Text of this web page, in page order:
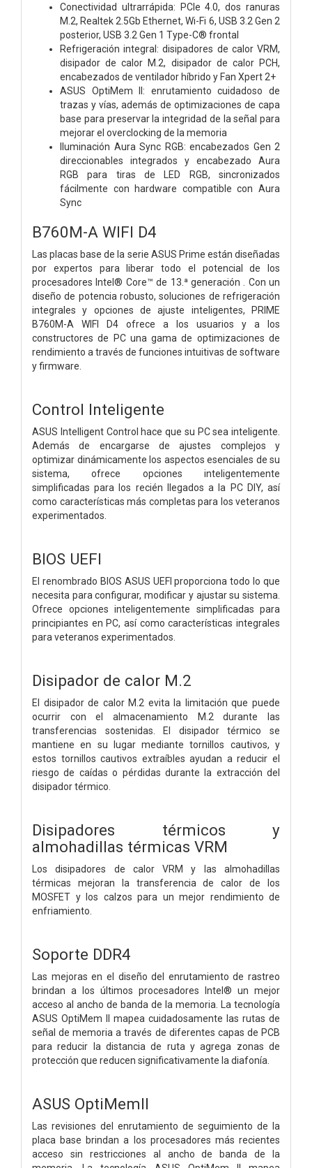
Conectividad ultrarrápida: PCIe 4.0, dos ranuras
M.2, Realtek 2.5Gb Ethernet, Wi-Fi 6, USB 3.2 Gen 2
posterior, USB 3.2 Gen 1 Type-C® frontal
Refrigeración integral: disipadores de calor VRM,
disipador de calor M.2, disipador de calor PCH,
encabezados de ventilador híbrido y Fan Xpert 2+
ASUS OptiMem II: enrutamiento cuidadoso de
trazas y vías, además de optimizaciones de capa
base para preservar la integridad de la señal para
mejorar el overclocking de la memoria
Iluminación Aura Sync RGB: encabezados Gen 2
direccionables integrados y encabezado Aura
RGB para tiras de LED RGB, sincronizados
fácilmente con hardware compatible con Aura
Sync
B760M-A WIFI D4
Las placas base de la serie ASUS Prime están diseñadas
por expertos para liberar todo el potencial de los
procesadores Intel® Core™ de 13.ª generación . Con un
diseño de potencia robusto, soluciones de refrigeración
integrales y opciones de ajuste inteligentes, PRIME
B760M-A WIFI D4 ofrece a los usuarios y a los
constructores de PC una gama de optimizaciones de
rendimiento a través de funciones intuitivas de software
y firmware.
Control Inteligente
ASUS Intelligent Control hace que su PC sea inteligente.
Además de encargarse de ajustes complejos y
optimizar dinámicamente los aspectos esenciales de su
sistema, ofrece opciones inteligentemente
simplificadas para los recién llegados a la PC DIY, así
como características más completas para los veteranos
experimentados.
BIOS UEFI
El renombrado BIOS ASUS UEFI proporciona todo lo que
necesita para configurar, modificar y ajustar su sistema.
Ofrece opciones inteligentemente simplificadas para
principiantes en PC, así como características integrales
para veteranos experimentados.
Disipador de calor M.2
El disipador de calor M.2 evita la limitación que puede
ocurrir con el almacenamiento M.2 durante las
transferencias sostenidas. El disipador térmico se
mantiene en su lugar mediante tornillos cautivos, y
estos tornillos cautivos extraíbles ayudan a reducir el
riesgo de caídas o pérdidas durante la extracción del
disipador térmico.
Disipadores térmicos y
almohadillas térmicas VRM
Los disipadores de calor VRM y las almohadillas
térmicas mejoran la transferencia de calor de los
MOSFET y los calzos para un mejor rendimiento de
enfriamiento.
Soporte DDR4
Las mejoras en el diseño del enrutamiento de rastreo
brindan a los últimos procesadores Intel® un mejor
acceso al ancho de banda de la memoria. La tecnología
ASUS OptiMem II mapea cuidadosamente las rutas de
señal de memoria a través de diferentes capas de PCB
para reducir la distancia de ruta y agrega zonas de
protección que reducen significativamente la diafonía.
ASUS OptiMemII
Las revisiones del enrutamiento de seguimiento de la
placa base brindan a los procesadores más recientes
acceso sin restricciones al ancho de banda de la